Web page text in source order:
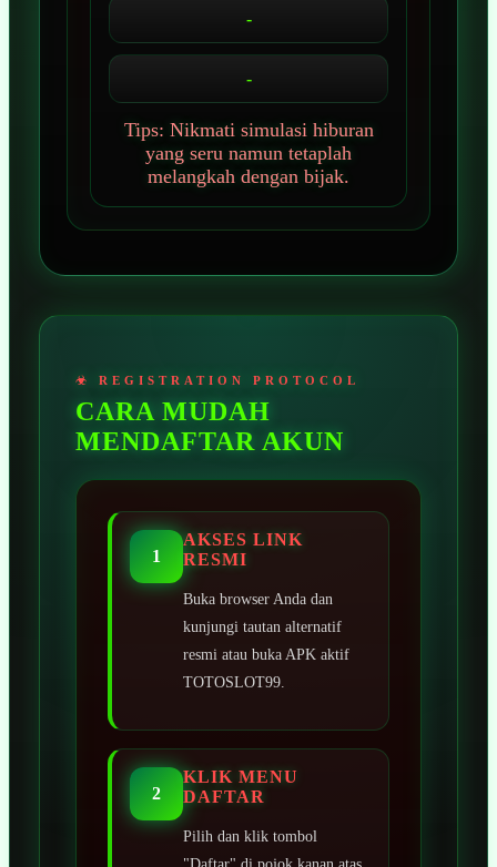
-
-
Tips: Nikmati simulasi hiburan
yang seru namun tetaplah
melangkah dengan bijak.
CARA MUDAH
MENDAFTAR AKUN
1
AKSES LINK
RESMI
Buka browser Anda dan
kunjungi tautan alternatif
resmi atau buka APK aktif
TOTOSLOT99.
2
KLIK MENU
DAFTAR
Pilih dan klik tombol